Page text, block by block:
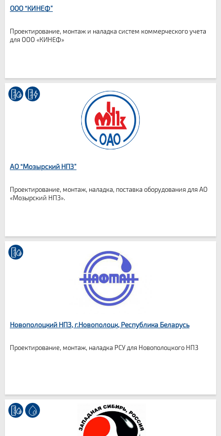
ООО “КИНЕФ”
Проектирование, монтаж и наладка систем коммерческого учета
для ООО «КИНЕФ»
АО “Мозырский НПЗ”
Проектирование, монтаж, наладка, поставка оборудования для АО
«Мозырский НПЗ».
Новополоцкий НПЗ, г.Новополоцк, Республика Беларусь
Проектирование, монтаж, наладка РСУ для Новополоцкого НПЗ